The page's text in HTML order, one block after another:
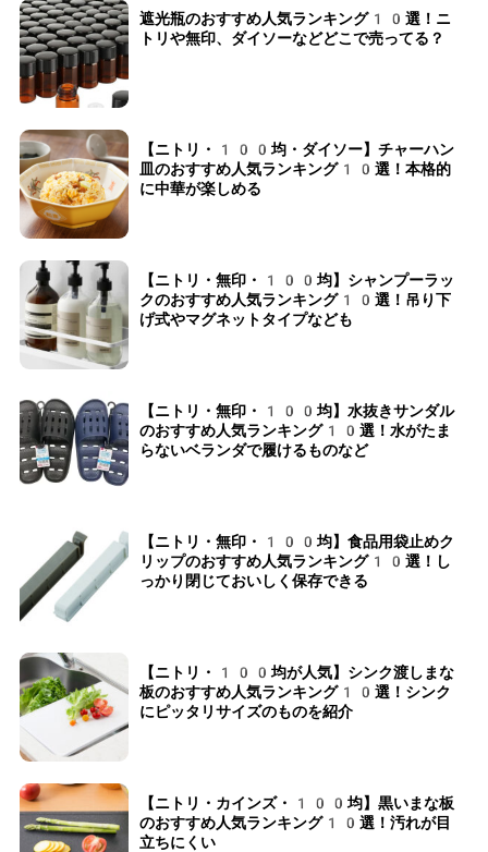
遮光瓶のおすすめ人気ランキング10選！ニ
トリや無印、ダイソーなどどこで売ってる？
【ニトリ・100均・ダイソー】チャーハン
皿のおすすめ人気ランキング10選！本格的
に中華が楽しめる
【ニトリ・無印・100均】シャンプーラッ
クのおすすめ人気ランキング10選！吊り下
げ式やマグネットタイプなども
【ニトリ・無印・100均】水抜きサンダル
のおすすめ人気ランキング10選！水がたま
らないベランダで履けるものなど
【ニトリ・無印・100均】食品用袋止めク
リップのおすすめ人気ランキング10選！し
っかり閉じておいしく保存できる
【ニトリ・100均が人気】シンク渡しまな
板のおすすめ人気ランキング10選！シンク
にピッタリサイズのものを紹介
【ニトリ・カインズ・100均】黒いまな板
のおすすめ人気ランキング10選！汚れが目
立ちにくい